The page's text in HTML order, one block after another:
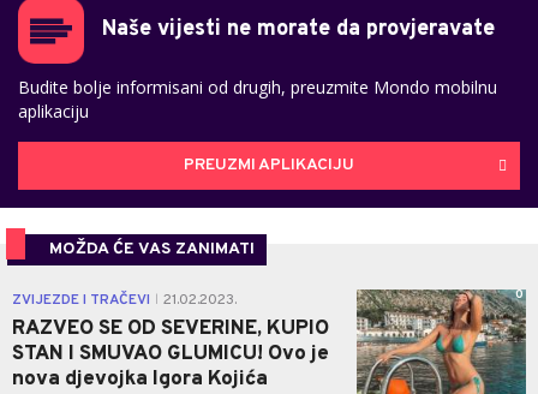
Naše vijesti ne morate da provjeravate
Budite bolje informisani od drugih, preuzmite Mondo mobilnu
aplikaciju
PREUZMI APLIKACIJU
MOŽDA ĆE VAS ZANIMATI
ZVIJEZDE I TRAČEVI 21.02.2023.
RAZVEO SE OD SEVERINE, KUPIO
STAN I SMUVAO GLUMICU! Ovo je
nova djevojka Igora Kojića
0